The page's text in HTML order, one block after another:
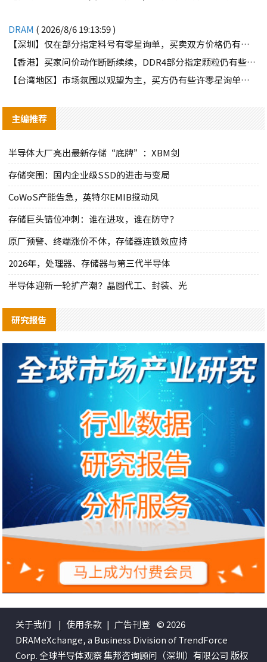
DRAM ( 2026/8/6 19:13:59 )
【深圳】仅在部分指定料号有零星询单，买卖双方价格仍有差距
【香港】买家问价动作断断续续，DDR4部分指定颗粒仍有些许询单
【台湾地区】市场氛围以观望为主，买方仍有些许零星询单释出
主编推荐
半导体大厂亮出最新存储“底牌”：XBM剑
存储突围：国内企业级SSD的进击与变局
CoWoS产能告急，英特尔EMIB搅动风
存储巨头错位冲刺：谁在进攻，谁在防守？
原厂预警、终端涨价不休，存储器连锁效应持
2026年，处理器、存储器与第三代半导体
半导体迎新一轮扩产潮？晶圆代工、封装、光
研究报告
关于我们 | 使用条款 | 广告刊登 © 2026
DRAMeXchange, a Business Division of TrendForce
Corp. 全球半导体观察 集邦咨询顾问（深圳）有限公司 版权